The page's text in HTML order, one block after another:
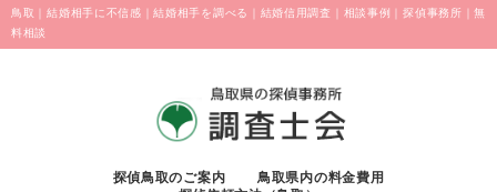
鳥取｜結婚相手に不信感｜結婚相手を調べる｜結婚信用調査｜相談事例｜探偵事務所｜無
料相談
探偵鳥取のご案内
鳥取県内の料金費用